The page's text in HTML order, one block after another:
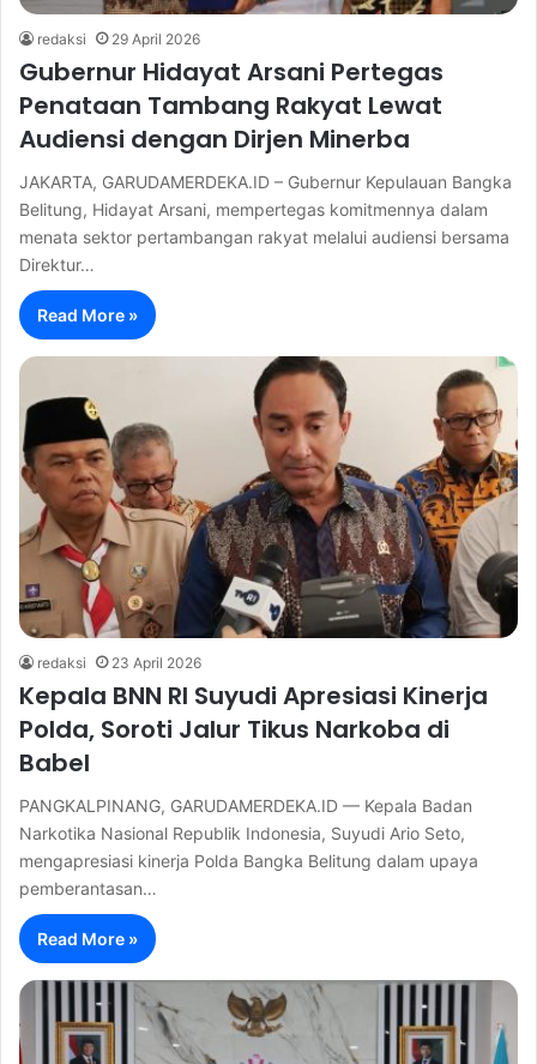
redaksi 29 April 2026
Gubernur Hidayat Arsani Pertegas
Penataan Tambang Rakyat Lewat
Audiensi dengan Dirjen Minerba
JAKARTA, GARUDAMERDEKA.ID – Gubernur Kepulauan Bangka
Belitung, Hidayat Arsani, mempertegas komitmennya dalam
menata sektor pertambangan rakyat melalui audiensi bersama
Direktur…
Read More »
redaksi 23 April 2026
Kepala BNN RI Suyudi Apresiasi Kinerja
Polda, Soroti Jalur Tikus Narkoba di
Babel
PANGKALPINANG, GARUDAMERDEKA.ID — Kepala Badan
Narkotika Nasional Republik Indonesia, Suyudi Ario Seto,
mengapresiasi kinerja Polda Bangka Belitung dalam upaya
pemberantasan…
Read More »